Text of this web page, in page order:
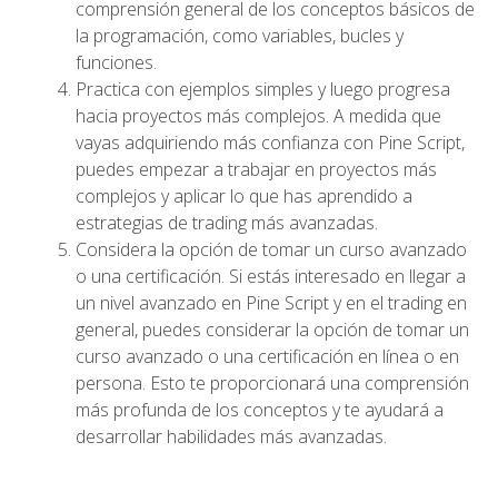
comprensión general de los conceptos básicos de
la programación, como variables, bucles y
funciones.
Practica con ejemplos simples y luego progresa
hacia proyectos más complejos. A medida que
vayas adquiriendo más confianza con Pine Script,
puedes empezar a trabajar en proyectos más
complejos y aplicar lo que has aprendido a
estrategias de trading más avanzadas.
Considera la opción de tomar un curso avanzado
o una certificación. Si estás interesado en llegar a
un nivel avanzado en Pine Script y en el trading en
general, puedes considerar la opción de tomar un
curso avanzado o una certificación en línea o en
persona. Esto te proporcionará una comprensión
más profunda de los conceptos y te ayudará a
desarrollar habilidades más avanzadas.